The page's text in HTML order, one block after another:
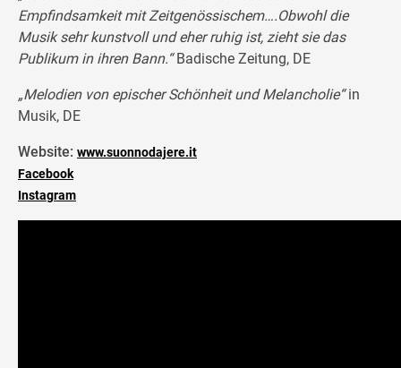
Empfindsamkeit mit Zeitgenössischem….Obwohl die
Musik sehr kunstvoll und eher ruhig ist, zieht sie das
Publikum in ihren Bann.“Badische Zeitung, DE
„Melodien von epischer Schönheit und Melancholie“in
Musik, DE
Website: www.suonnodajere.it
Facebook
Instagram